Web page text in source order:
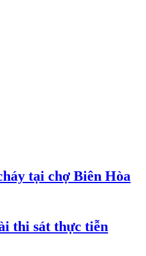
tại chợ Biên Hòa
thi sát thực tiễn